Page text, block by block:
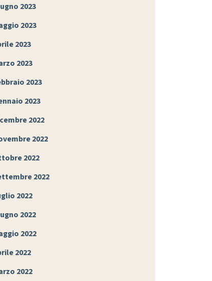
2023
2023
2023
2023
2023
2023
2022
2022
2022
2022
2022
2022
2022
2022
2022